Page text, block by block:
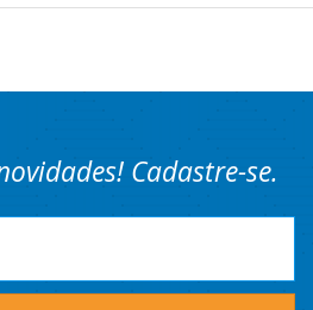
Cadastre-se.